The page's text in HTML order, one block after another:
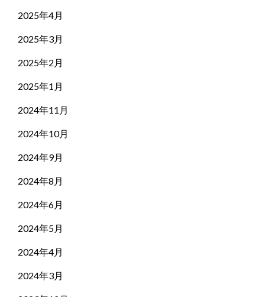
2025年4月
2025年3月
2025年2月
2025年1月
2024年11月
2024年10月
2024年9月
2024年8月
2024年6月
2024年5月
2024年4月
2024年3月